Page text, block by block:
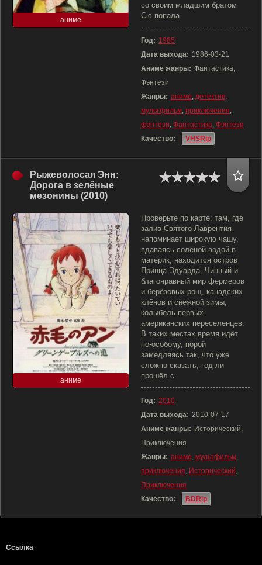
аниме
со своим младшим братом
Сю попала
Год: 1985
Дата выхода: 1986-03-21
Аниме жанры: Фантастика,
Фэнтези
Жанры: аниме, детектив,
мультфильм, приключения,
фэнтези, Фантастика, Фэнтези
Качество:
VHSRip
Рыжеволосая Энн:
Дорога в зелёные
мезонины (2010)
аниме
Проверьте по карте: там, где
залив Святого Лаврентия
напоминает широкую чашу,
вдаваясь солёной водой в
материк, находится остров
Принца Эдуарда. Чинный и
благонравный мир фермеров
и берёзовых рощ, канадских
клёнов и снежной зимы,
колыбель первых
американских переселенцев.
В таких местах время идёт
по-особому, порой
замедляясь так, что уже
сложно сказать, год ли
прошёл с
Год: 2010
Дата выхода: 2010-07-17
Аниме жанры: Исторический,
Приключения
Жанры: аниме, мультфильм,
приключения, Исторический,
Приключения
Качество:
BDRip
Ссылка